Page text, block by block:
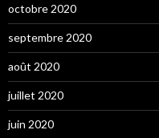
octobre 2020
septembre 2020
août 2020
juillet 2020
juin 2020